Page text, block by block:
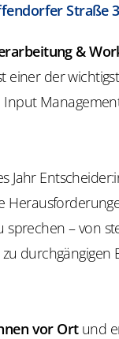
Straße
&
einer der
Jahr
sprechen – von
durchgängigen
vor Ortund